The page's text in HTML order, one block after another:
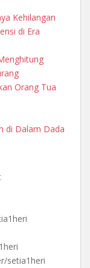
Kehilangan
di Era
Orang Tua
di Dalam Dada
setia1heri